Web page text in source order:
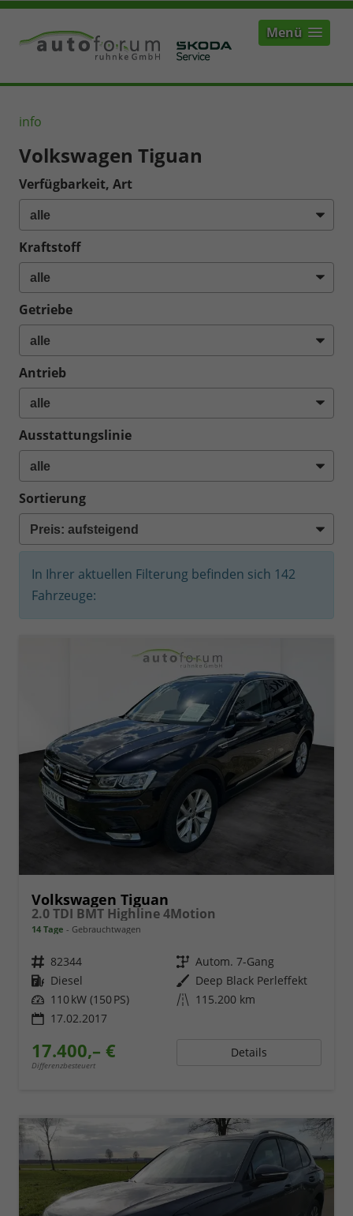
Menü
info
Volkswagen Tiguan
Verfügbarkeit, Art
Kraftstoff
Getriebe
Antrieb
Ausstattungslinie
Sortierung
In Ihrer aktuellen Filterung befinden sich 142
Fahrzeuge:
Volkswagen Tiguan
2.0 TDI BMT Highline 4Motion
14 Tage Gebrauchtwagen
Fahrzeugnr. 82344 Getriebe Autom. 7-Gang
Kraftstoff Diesel Außenfarbe Deep Black Perleffekt
Leistung 110 kW (150 PS) Kilometerstand 115.200 km
17.02.2017
17.400,– €
Differenzbesteuert
Details